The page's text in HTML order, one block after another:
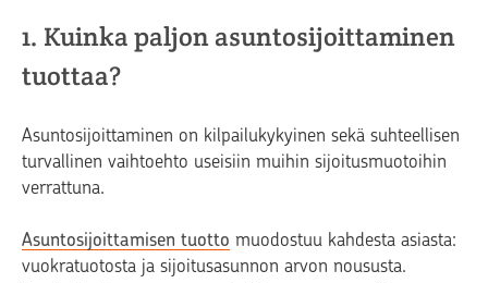
1. Kuinka paljon asuntosijoittaminen
tuottaa?
Asuntosijoittaminen on kilpailukykyinen sekä suhteellisen
turvallinen vaihtoehto useisiin muihin sijoitusmuotoihin
verrattuna.
Asuntosijoittamisen tuotto muodostuu kahdesta asiasta:
vuokratuotosta ja sijoitusasunnon arvon noususta.